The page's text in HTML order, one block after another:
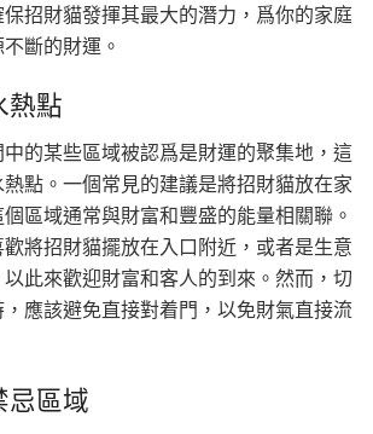
招財貓發揮其最大的潛力，爲你的家庭
斷的財運。
熱點
的某些區域被認爲是財運的聚集地，這
點。一個常見的建議是將招財貓放在家
區域通常與財富和豐盛的能量相關聯。
將招財貓擺放在入口附近，或者是生意
此來歡迎財富和客人的到來。然而，切
應該避免直接對着門，以免財氣直接流
忌區域